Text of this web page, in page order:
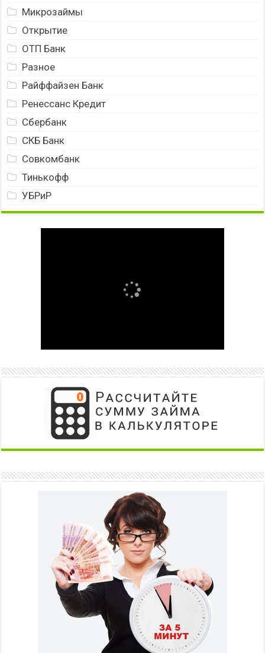
Микрозаймы
Открытие
ОТП Банк
Разное
Райффайзен Банк
Ренессанс Кредит
Сбербанк
СКБ Банк
Совкомбанк
Тинькофф
УБРиР